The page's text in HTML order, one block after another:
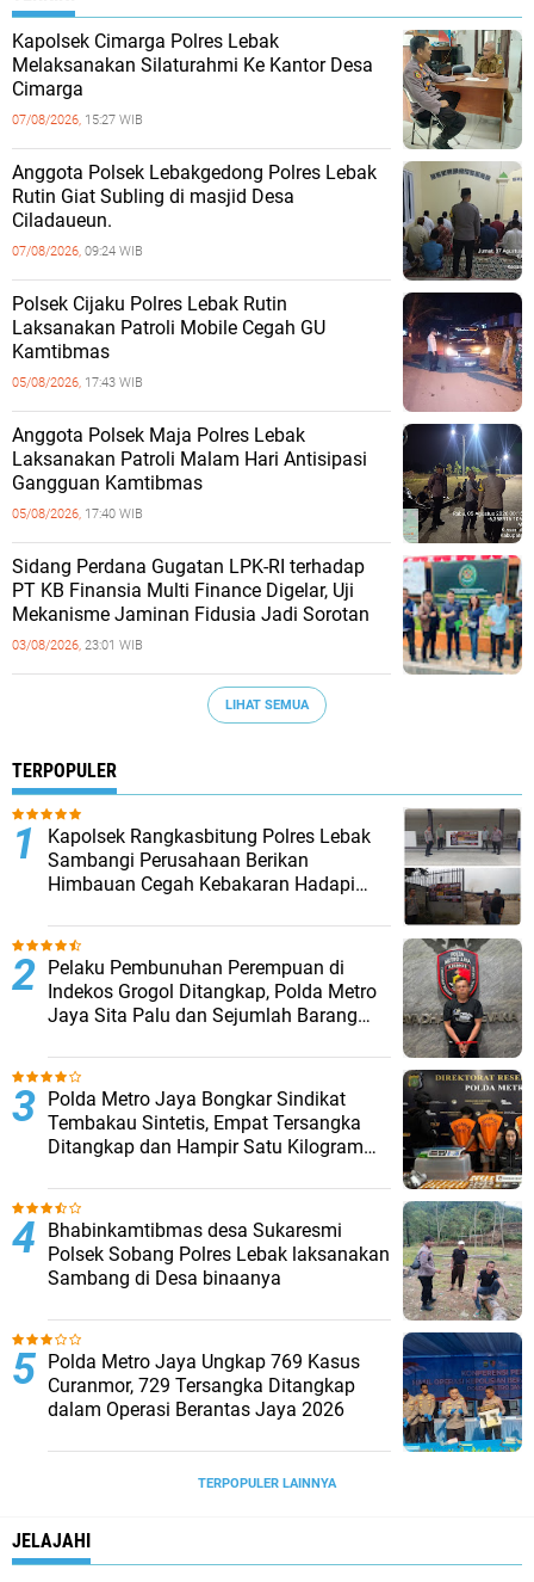
Kapolsek Cimarga Polres Lebak
Melaksanakan Silaturahmi Ke Kantor Desa
Cimarga
07/08/2026, 15:27 WIB
Anggota Polsek Lebakgedong Polres Lebak
Rutin Giat Subling di masjid Desa
Ciladaueun.
07/08/2026, 09:24 WIB
Polsek Cijaku Polres Lebak Rutin
Laksanakan Patroli Mobile Cegah GU
Kamtibmas
05/08/2026, 17:43 WIB
Anggota Polsek Maja Polres Lebak
Laksanakan Patroli Malam Hari Antisipasi
Gangguan Kamtibmas
05/08/2026, 17:40 WIB
Sidang Perdana Gugatan LPK-RI terhadap
PT KB Finansia Multi Finance Digelar, Uji
Mekanisme Jaminan Fidusia Jadi Sorotan
03/08/2026, 23:01 WIB
LIHAT SEMUA
TERPOPULER
Kapolsek Rangkasbitung Polres Lebak
Sambangi Perusahaan Berikan
Himbauan Cegah Kebakaran Hadapi
Pelaku Pembunuhan Perempuan di
Indekos Grogol Ditangkap, Polda Metro
Jaya Sita Palu dan Sejumlah Barang
‎Polda Metro Jaya Bongkar Sindikat
Tembakau Sintetis, Empat Tersangka
Ditangkap dan Hampir Satu Kilogram
Bhabinkamtibmas desa Sukaresmi
Polsek Sobang Polres Lebak laksanakan
Sambang di Desa binaanya
Polda Metro Jaya Ungkap 769 Kasus
Curanmor, 729 Tersangka Ditangkap
dalam Operasi Berantas Jaya 2026‎
TERPOPULER LAINNYA
JELAJAHI